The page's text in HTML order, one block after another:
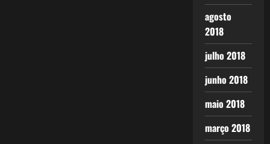
agosto
2018
julho 2018
junho 2018
maio 2018
março 2018